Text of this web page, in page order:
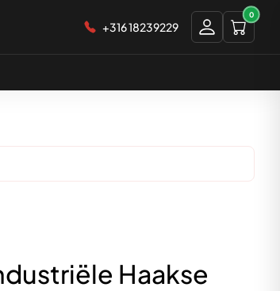
+316 18239229
0
Haakse